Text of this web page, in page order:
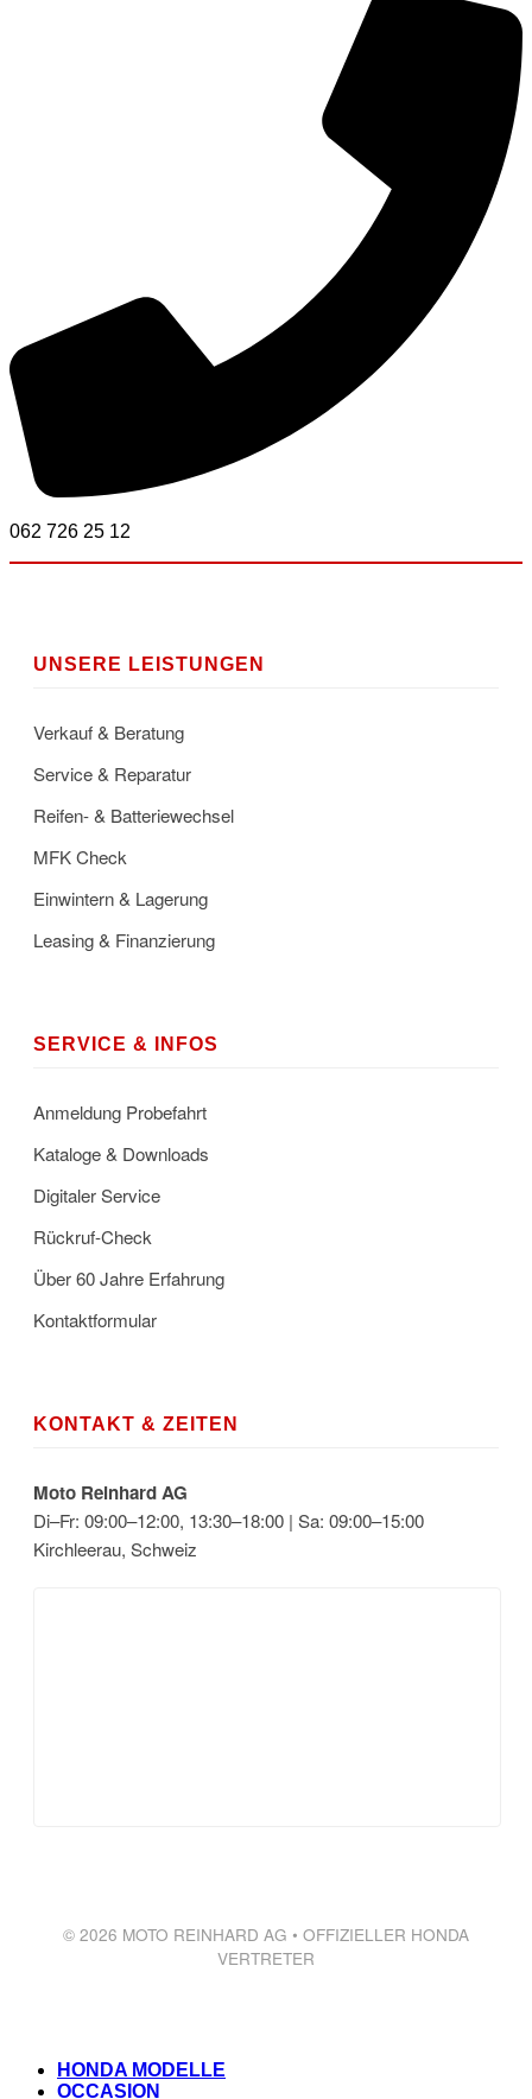
062 726 25 12
UNSERE LEISTUNGEN
Verkauf & Beratung
Service & Reparatur
Reifen- & Batteriewechsel
MFK Check
Einwintern & Lagerung
Leasing & Finanzierung
SERVICE & INFOS
Anmeldung Probefahrt
Kataloge & Downloads
Digitaler Service
Rückruf-Check
Über 60 Jahre Erfahrung
Kontaktformular
KONTAKT & ZEITEN
Moto Reinhard AG
Di–Fr: 09:00–12:00, 13:30–18:00 | Sa: 09:00–15:00
Kirchleerau, Schweiz
© 2026 MOTO REINHARD AG • OFFIZIELLER HONDA
VERTRETER
HONDA MODELLE
OCCASION